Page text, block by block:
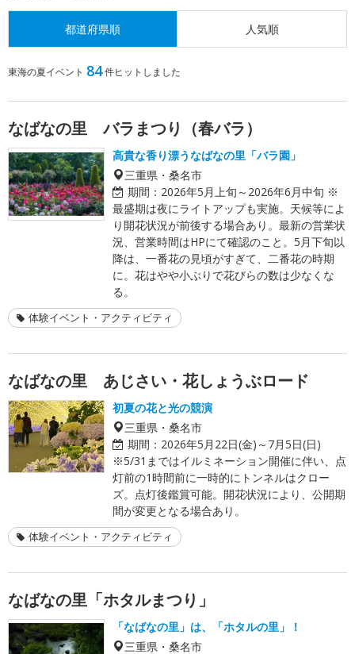
都道府県順 人気順
東海の夏イベント 84件ヒットしました
なばなの里 バラまつり（春バラ）
高貴な香り漂うなばなの里「バラ園」
三重県・桑名市
期間： 2026年5月上旬～2026年6月中旬 ※
最盛期は夜にライトアップも実施。天候等によ
り開花状況が前後する場合あり。最新の営業状
況、営業時間はHPにて確認のこと。5月下旬以
降は、一番花の見頃がすぎて、二番花の時期
に。花はやや小ぶりで花びらの数は少なくな
る。
体験イベント・アクティビティ
なばなの里 あじさい・花しょうぶロード
初夏の花と光の競演
三重県・桑名市
期間： 2026年5月22日(金)～7月5日(日)
※5/31まではイルミネーション開催に伴い、点
灯前の1時間前に一時的にトンネルはクロー
ズ。点灯後鑑賞可能。開花状況により、公開期
間が変更となる場合あり。
体験イベント・アクティビティ
なばなの里「ホタルまつり」
「なばなの里」は、「ホタルの里」！
三重県・桑名市